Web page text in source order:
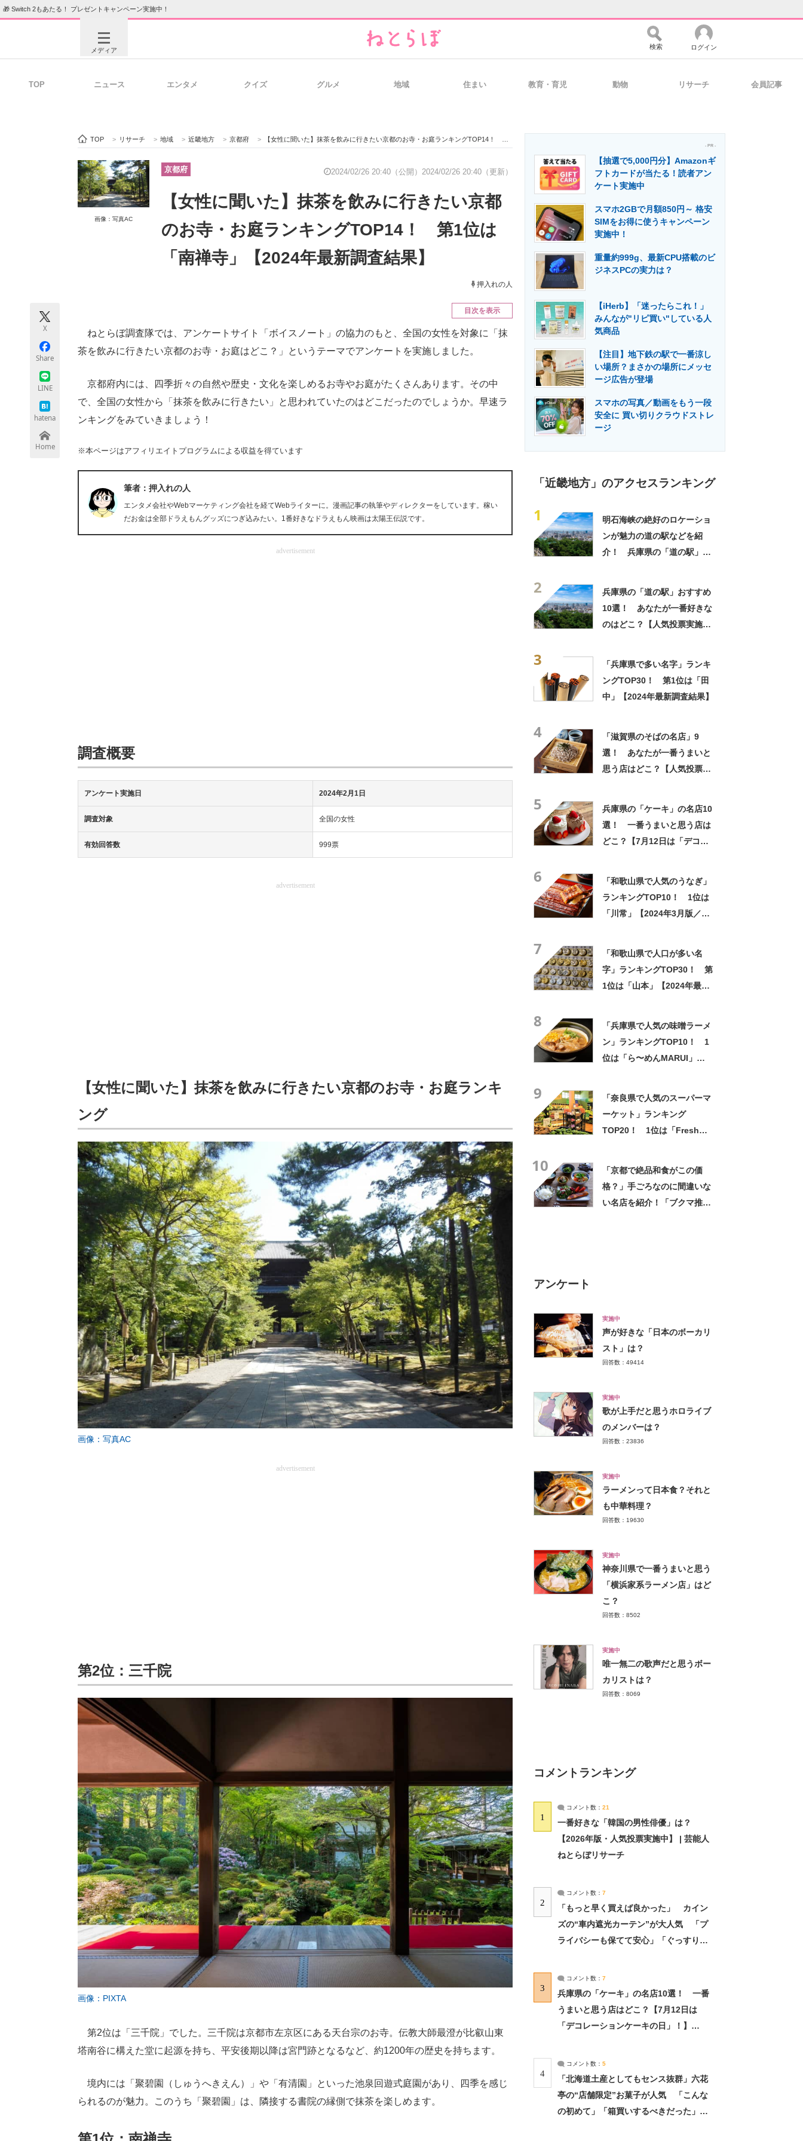
🎁 Switch 2もあたる！ プレゼントキャンペーン実施中！
メディア
ビジネスと働き方のヒント 経営リーダーのコミュニティ マーケ×ITの今がよく分かる
ITエンジニア向け専門サイト 企業向けIT製品の総合サイト 製造業のIT導入・活用を支援
エネルギーの専門メディア 建設×テクノロジーの最前線
ちょっと気になるネットの話題
検索 ログイン
TOP ニュース エンタメ クイズ グルメ 地域 住まい 教育・育児 動物 リサーチ 会員記事
TOP > リサーチ > 地域 > 近畿地方 > 京都府 > 【女性に聞いた】抹茶を飲みに行きたい京都のお寺・お庭ランキングTOP14！ 第1位は「南禅寺」【2024年最新調査結果】
画像：写真AC
京都府 2024/02/26 20:40（公開） 2024/02/26 20:40（更新）
【女性に聞いた】抹茶を飲みに行きたい京都
のお寺・お庭ランキングTOP14！ 第1位は
「南禅寺」【2024年最新調査結果】
押入れの人
X
Share
LINE
hatena
Home
目次を表示
ねとらぼ調査隊では、アンケートサイト「ボイスノート」の協力のもと、全国の女性を対象に「抹
茶を飲みに行きたい京都のお寺・お庭はどこ？」というテーマでアンケートを実施しました。
京都府内には、四季折々の自然や歴史・文化を楽しめるお寺やお庭がたくさんあります。その中
で、全国の女性から「抹茶を飲みに行きたい」と思われていたのはどこだったのでしょうか。早速ラ
ンキングをみていきましょう！
※本ページはアフィリエイトプログラムによる収益を得ています
筆者：押入れの人
エンタメ会社やWebマーケティング会社を経てWebライターに。漫画記事の執筆やディレクターをしています。稼い
だお金は全部ドラえもんグッズにつぎ込みたい。1番好きなドラえもん映画は太陽王伝説です。
advertisement
調査概要
アンケート実施日 2024年2月1日
調査対象 全国の女性
有効回答数 999票
advertisement
【女性に聞いた】抹茶を飲みに行きたい京都のお寺・お庭ランキ
ング
画像：写真AC
advertisement
第2位：三千院
画像：PIXTA
第2位は「三千院」でした。三千院は京都市左京区にある天台宗のお寺。伝教大師最澄が比叡山東
塔南谷に構えた堂に起源を持ち、平安後期以降は宮門跡となるなど、約1200年の歴史を持ちます。
境内には「聚碧園（しゅうへきえん）」や「有清園」といった池泉回遊式庭園があり、四季を感じ
られるのが魅力。このうち「聚碧園」は、隣接する書院の縁側で抹茶を楽しめます。
- PR -
【抽選で5,000円分】Amazonギ
フトカードが当たる！読者アン
ケート実施中
スマホ2GBで月額850円～ 格安
SIMをお得に使うキャンペーン
実施中！
重量約999g、最新CPU搭載のビ
ジネスPCの実力は？
【iHerb】「迷ったらこれ！」
みんなが"リピ買い"している人
気商品
【注目】地下鉄の駅で一番涼し
い場所？まさかの場所にメッセ
ージ広告が登場
スマホの写真／動画をもう一段
安全に 買い切りクラウドストレ
ージ
「近畿地方」のアクセスランキング
1
明石海峡の絶好のロケーショ
ンが魅力の道の駅などを紹
介！ 兵庫県の「道の駅」お
2
兵庫県の「道の駅」おすすめ
10選！ あなたが一番好きな
のはどこ？【人気投票実施
3
「兵庫県で多い名字」ランキ
ングTOP30！ 第1位は「田
中」【2024年最新調査結果】
4
「滋賀県のそばの名店」9
選！ あなたが一番うまいと
思う店はどこ？【人気投票実
5
兵庫県の「ケーキ」の名店10
選！ 一番うまいと思う店は
どこ？【7月12日は「デコレ
6
「和歌山県で人気のうなぎ」
ランキングTOP10！ 1位は
「川常」【2024年3月版／
7
「和歌山県で人口が多い名
字」ランキングTOP30！ 第
1位は「山本」【2024年最新
8
「兵庫県で人気の味噌ラーメ
ン」ランキングTOP10！ 1
位は「ら〜めんMARUI」
9
「奈良県で人気のスーパーマ
ーケット」ランキング
TOP20！ 1位は「Fresh
10
「京都で絶品和食がこの価
格？」手ごろなのに間違いな
い名店を紹介！「ブクマ推
アンケート
実施中
声が好きな「日本のボーカリ
スト」は？
回答数：49414
実施中
歌が上手だと思うホロライブ
のメンバーは？
回答数：23836
実施中
ラーメンって日本食？それと
も中華料理？
回答数：19630
実施中
神奈川県で一番うまいと思う
「横浜家系ラーメン店」はど
こ？
回答数：8502
実施中
唯一無二の歌声だと思うボー
カリストは？
回答数：8069
コメントランキング
1
コメント数： 21
一番好きな「韓国の男性俳優」は？
【2026年版・人気投票実施中】 | 芸能人
ねとらぼリサーチ
2
コメント数： 7
「もっと早く買えば良かった」 カイン
ズの“車内遮光カーテン”が大人気 「プ
ライバシーも保てて安心」「ぐっすり眠
3
コメント数： 7
兵庫県の「ケーキ」の名店10選！ 一番
うまいと思う店はどこ？【7月12日は
「デコレーションケーキの日」！】
4
コメント数： 5
「北海道土産としてもセンス抜群」六花
亭の“店舗限定”お菓子が人気 「こんな
の初めて」「箱買いするべきだった」